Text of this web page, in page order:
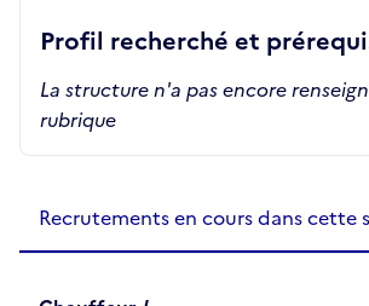
Profil recherché et
La structure n'a pas encore
rubrique
Recrutements en cours dans cette